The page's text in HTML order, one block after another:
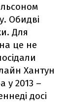
Обидві
Для
це не
Хантун
у 2013 –
досі